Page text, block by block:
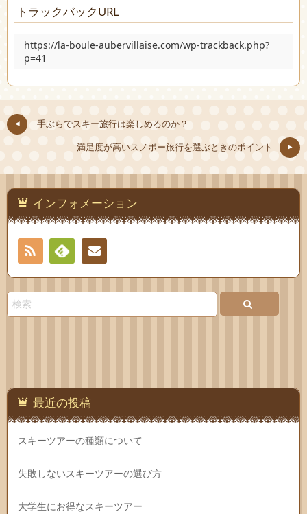
トラックバックURL
https://la-boule-aubervillaise.com/wp-trackback.php?
p=41
手ぶらでスキー旅行は楽しめるのか？
満足度が高いスノボー旅行を選ぶときのポイント
インフォメーション
RSS
Feedlyお問
最近の投稿
スキーツアーの種類について
失敗しないスキーツアーの選び方
大学生にお得なスキーツアー